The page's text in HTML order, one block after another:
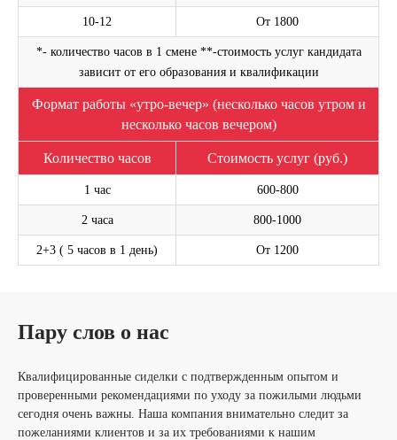
10-12 От 1800
*- количество часов в 1 смене **-стоимость услуг кандидата
зависит от его образования и квалификации
Формат работы «утро-вечер» (несколько часов утром и
несколько часов вечером)
Количество часов Стоимость услуг (руб.)
1 час 600-800
2 часа 800-1000
2+3 ( 5 часов в 1 день) От 1200
Пару слов о нас
Квалифицированные сиделки с подтвержденным опытом и
проверенными рекомендациями по уходу за пожилыми людьми
сегодня очень важны. Наша компания внимательно следит за
пожеланиями клиентов и за их требованиями к нашим
Оставьте свой номер телефона. Наш менеджер
свяжется с Вами и проконсультирует по услуге
данныхиПолитикой конфиденциальности